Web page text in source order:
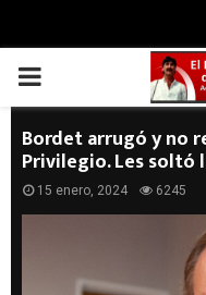
PRIMARY
MENU
Bordet arrugó y no
Privilegio. Les soltó
15 enero, 2024 6245